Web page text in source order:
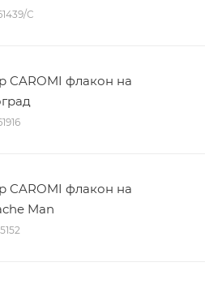
C
CAROMI флакон на
CAROMI флакон на
Man